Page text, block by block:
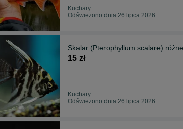
Kuchary
Odświeżono dnia 26 lipca 2026
Skalar (Pterophyllum scalare)
15 zł
Kuchary
Odświeżono dnia 26 lipca 2026